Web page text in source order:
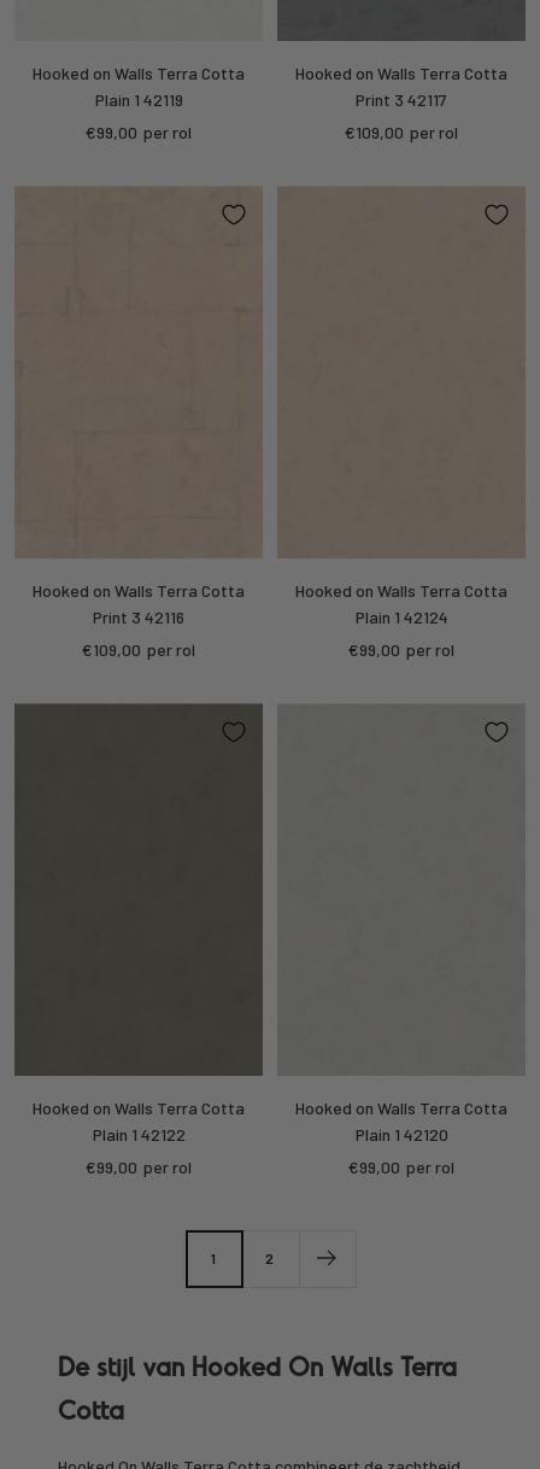
Hooked on Walls Terra Cotta
Plain 1 42119
Kortings
€99,00 per rol
Hooked on Walls Terra Cotta
Print 3 42117
Kortings
€109,00 per rol
Hooked on Walls Terra Cotta
Print 3 42116
Kortings
€109,00 per rol
Hooked on Walls Terra Cotta
Plain 1 42124
Kortings
€99,00 per rol
Hooked on Walls Terra Cotta
Plain 1 42122
Kortings
€99,00 per rol
Hooked on Walls Terra Cotta
Plain 1 42120
Kortings
€99,00 per rol
1 2
De stijl van Hooked On Walls Terra
Cotta